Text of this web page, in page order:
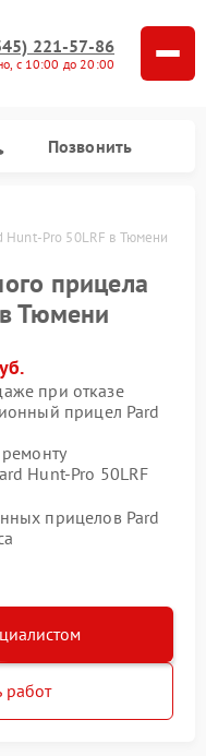
221-57-86
с 10:00 до 20:00
Позвонить
Hunt-Pro 50LRF в Тюмени
прицела
Тюмени
при отказе
прицел Pard
Hunt-Pro 50LRF
прицелов Pard
работ